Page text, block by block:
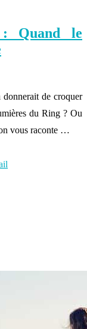
: Quand le
donnerait de croquer
du Ring ? Ou
vous raconte …